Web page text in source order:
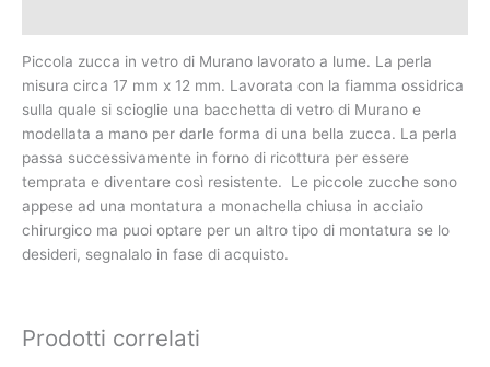
Piccola zucca in vetro di Murano lavorato a lume. La perla
misura circa 17 mm x 12 mm. Lavorata con la fiamma ossidrica
sulla quale si scioglie una bacchetta di vetro di Murano e
modellata a mano per darle forma di una bella zucca. La perla
passa successivamente in forno di ricottura per essere
temprata e diventare così resistente. Le piccole zucche sono
appese ad una montatura a monachella chiusa in acciaio
chirurgico ma puoi optare per un altro tipo di montatura se lo
desideri, segnalalo in fase di acquisto.
Prodotti correlati